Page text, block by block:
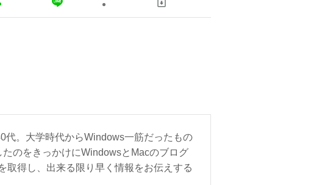
代。大学時代からWindows一筋だったもの
のをきっかけにWindowsとMacのブログ
取得し、出来る限り早く情報をお伝えする